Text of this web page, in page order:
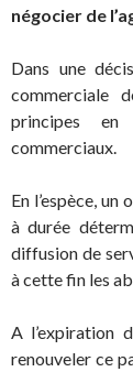
négocier de
Dans une
commerciale
principes
commerciaux.
En l’espèce,
à durée
diffusion de
à cette fin les
A l’expiration
renouveler ce